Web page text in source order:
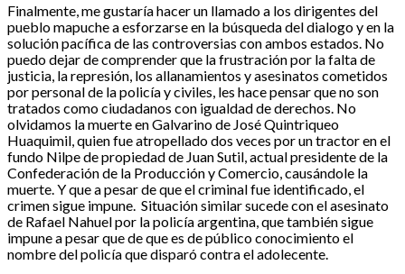
Finalmente, me gustaría hacer un llamado a los dirigentes del
pueblo mapuche a esforzarse en la búsqueda del dialogo y en la
solución pacífica de las controversias con ambos estados. No
puedo dejar de comprender que la frustración por la falta de
justicia, la represión, los allanamientos y asesinatos cometidos
por personal de la policía y civiles, les hace pensar que no son
tratados como ciudadanos con igualdad de derechos. No
olvidamos la muerte en Galvarino de José Quintriqueo
Huaquimil, quien fue atropellado dos veces por un tractor en el
fundo Nilpe de propiedad de Juan Sutil, actual presidente de la
Confederación de la Producción y Comercio, causándole la
muerte. Y que a pesar de que el criminal fue identificado, el
crimen sigue impune. Situación similar sucede con el asesinato
de Rafael Nahuel por la policía argentina, que también sigue
impune a pesar que de que es de público conocimiento el
nombre del policía que disparó contra el adolecente.